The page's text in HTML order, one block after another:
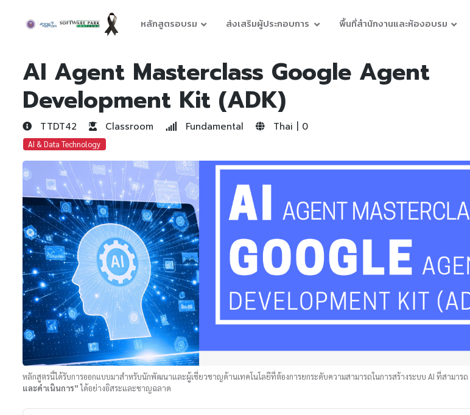
หลักสูตรอบรม ส่งเสริมผู้ประกอบการ พื้นที่สำนักงานและห้องอบรม
AI Agent Masterclass Google Agent
Development Kit (ADK)
TTDT42 Classroom Fundamental Thai | 0
AI & Data Technology
หลักสูตรนี้ได้รับการออกแบบมาสำหรับนักพัฒนาและผู้เชี่ยวชาญด้านเทคโนโลยีที่ต้องการยกระดับความสามารถในการสร้างระบบ AI ที่สามารถ
และดำเนินการ”ได้อย่างอิสระและชาญฉลาด